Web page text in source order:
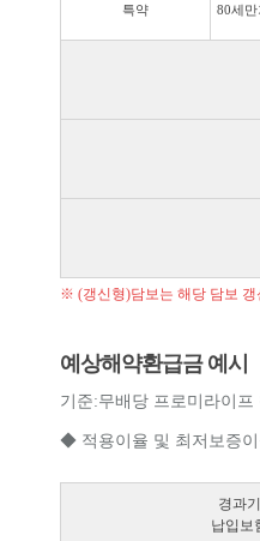
특약
80세
※ (갱신형)담보는 해당 담보 갱
예상해약환급금 예시
기준:무배당 프로미라이
◆ 적용이율 및 최저보증
경과
납입보